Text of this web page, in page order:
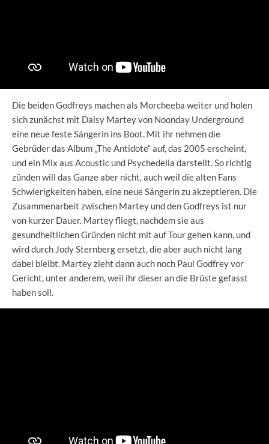
Die beiden Godfreys machen als Morcheeba weiter und holen
sich zunächst mit Daisy Martey von Noonday Underground
eine neue feste Sängerin ins Boot. Mit ihr nehmen die
Gebrüder das Album „The Antidote“ auf, das 2005 erscheint,
und ein Mix aus Acoustic und Psychedelia darstellt. So richtig
zünden will das Ganze aber nicht, auch weil die alten Fans
Schwierigkeiten haben, eine neue Sängerin zu akzeptieren. Die
Zusammenarbeit zwischen Martey und den Godfreys ist nur
von kurzer Dauer. Martey fliegt, nachdem sie aus
gesundheitlichen Gründen nicht mit auf Tour gehen kann, und
wird durch Jody Sternberg ersetzt, die aber auch nicht lang
dabei bleibt. Martey zieht dann auch noch Paul Godfrey vor
Gericht, unter anderem, weil ihr dieser an die Brüste gefasst
haben soll.